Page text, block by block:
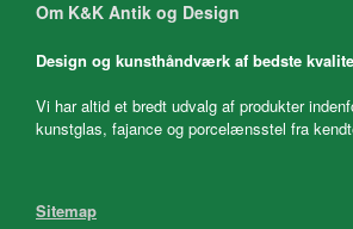
Om K&K Antik og Design
Design og kunsthåndværk af bedste
Vi har altid et bredt udvalg af produkter
kunstglas, fajance og porcelænsstel fra
Sitemap